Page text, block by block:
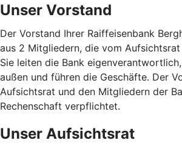
Unser Vorstand
Der Vorstand Ihrer Raiffeisenbank
aus 2 Mitgliedern, die vom
Sie leiten die Bank
außen und führen die Geschäfte. Der
Aufsichtsrat und den Mitgliedern der
Rechenschaft verpflichtet.
Unser Aufsichtsrat